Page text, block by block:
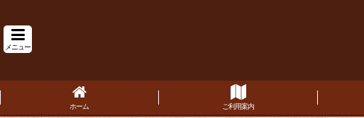
メニュー
ホーム ご利用案内